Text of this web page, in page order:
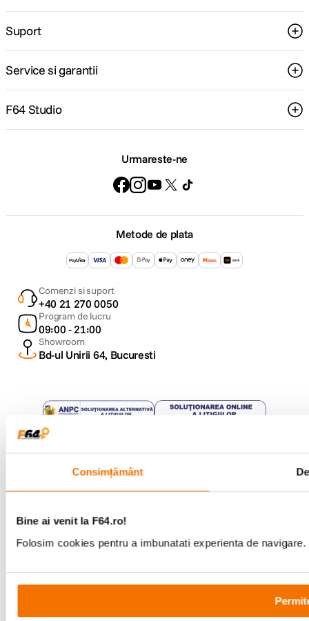
Consimțământ
Bine ai venit la F64.ro!
Folosim cookies pentru a imbunatati experienta de
Suport
Service si garantii
F64 Studio
Urmareste-ne
Metode de plata
Comenzi si suport
+40 21 270 0050
Program de lucru
09:00 - 21:00
Showroom
Bd-ul Unirii 64, Bucuresti